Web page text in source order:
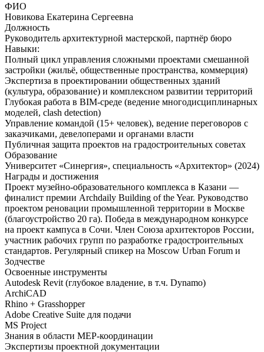
ФИО
Новикова Екатерина Сергеевна
Должность
Руководитель архитектурной мастерской, партнёр бюро
Навыки:
Полный цикл управления сложными проектами смешанной
застройки (жильё, общественные пространства, коммерция)
Экспертиза в проектировании общественных зданий
(культура, образование) и комплексном развитии территорий
Глубокая работа в BIM-среде (ведение многодисциплинарных
моделей, clash detection)
Управление командой (15+ человек), ведение переговоров с
заказчиками, девелоперами и органами власти
Публичная защита проектов на градостроительных советах
Образование
Университет «Синергия», специальность «Архитектор» (2024)
Награды и достижения
Проект музейно-образовательного комплекса в Казани —
финалист премии Archdaily Building of the Year. Руководство
проектом реновации промышленной территории в Москве
(благоустройство 20 га). Победа в международном конкурсе
на проект кампуса в Сочи. Член Союза архитекторов России,
участник рабочих групп по разработке градостроительных
стандартов. Регулярный спикер на Moscow Urban Forum и
Зодчестве
Освоенные инструменты
Autodesk Revit (глубокое владение, в т.ч. Dynamo)
ArchiCAD
Rhino + Grasshopper
Adobe Creative Suite для подачи
MS Project
Знания в области MEP-координации
Экспертизы проектной документации